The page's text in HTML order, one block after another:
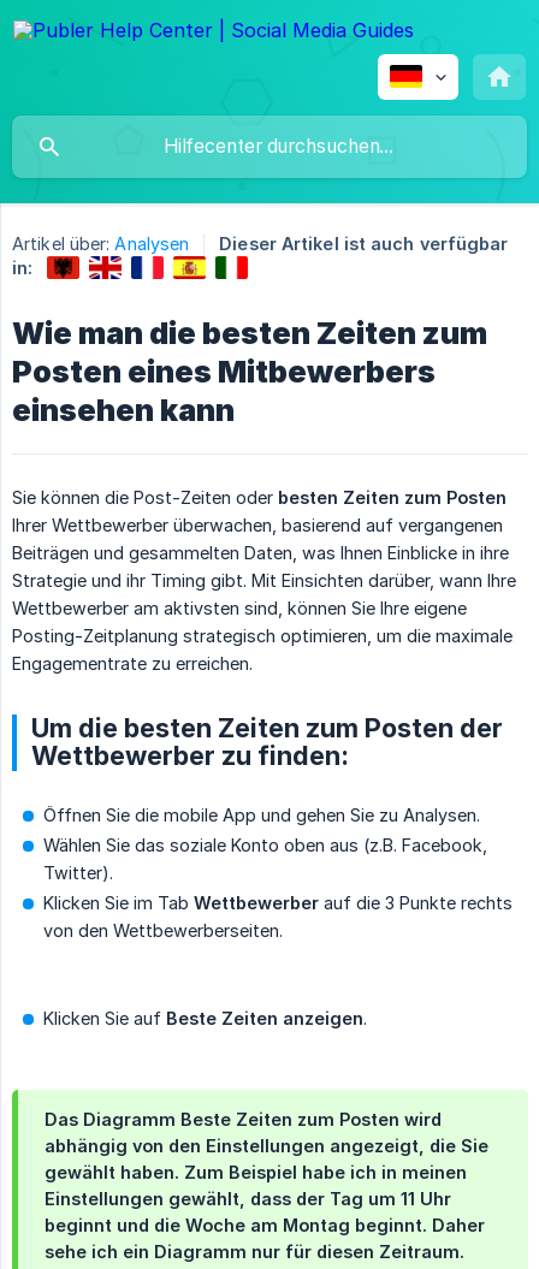
Artikel über: Analysen
Dieser Artikel ist auch verfügbar
in:
Wie man die besten Zeiten zum
Posten eines Mitbewerbers
einsehen kann
Sie können die Post-Zeiten oder besten Zeiten zum Posten
Ihrer Wettbewerber überwachen, basierend auf vergangenen
Beiträgen und gesammelten Daten, was Ihnen Einblicke in ihre
Strategie und ihr Timing gibt. Mit Einsichten darüber, wann Ihre
Wettbewerber am aktivsten sind, können Sie Ihre eigene
Posting-Zeitplanung strategisch optimieren, um die maximale
Engagementrate zu erreichen.
Um die besten Zeiten zum Posten der
Wettbewerber zu finden:
Öffnen Sie die mobile App und gehen Sie zu Analysen.
Wählen Sie das soziale Konto oben aus (z.B. Facebook,
Twitter).
Klicken Sie im Tab Wettbewerber auf die 3 Punkte rechts
von den Wettbewerberseiten.
Klicken Sie auf Beste Zeiten anzeigen.
Das Diagramm Beste Zeiten zum Posten wird
abhängig von den Einstellungen angezeigt, die Sie
gewählt haben. Zum Beispiel habe ich in meinen
Einstellungen gewählt, dass der Tag um 11 Uhr
beginnt und die Woche am Montag beginnt. Daher
sehe ich ein Diagramm nur für diesen Zeitraum.